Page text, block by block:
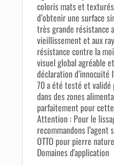
coloris mats et
d’obtenir une surface
très grande résistance
vieillissement et aux
résistance contre la
visuel global agréable
déclaration d’innocuité
70 a été testé et
dans des zones
parfaitement pour
Attention : Pour le
recommandons l’agent
OTTO pour pierre
Domaines d'application